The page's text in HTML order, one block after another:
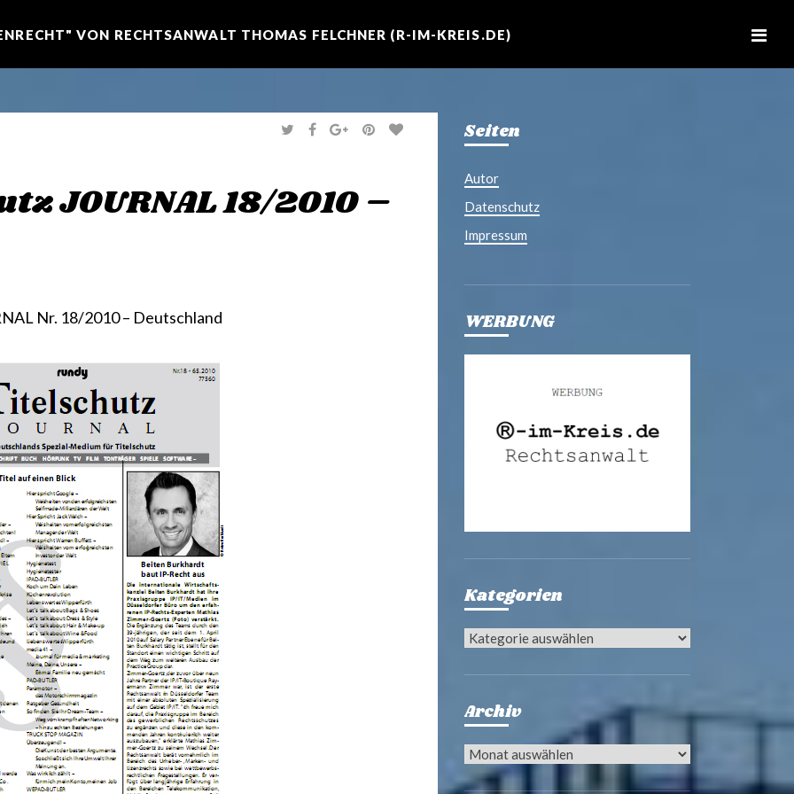
VON RECHTSANWALT THOMAS FELCHNER (R-IM-KREIS.DE)
T
W
R
F
A
O
K
G
O
+
P
I
S
JOURNAL 18/2010 –
Nr. 18/2010 – Deutschland
Seiten
Autor
Datenschutz
Impressum
WERBUNG
Kategorien
Kategorien
Archiv
Archiv